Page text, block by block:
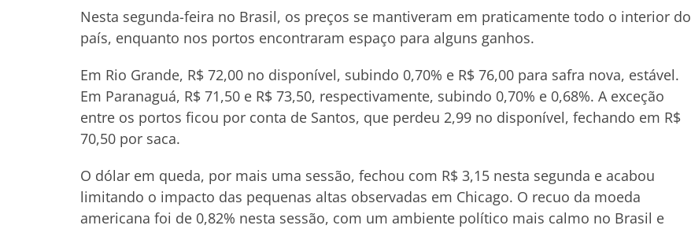
Nesta segunda-feira no Brasil, os preços se mantiveram em praticamente todo o interior do
país, enquanto nos portos encontraram espaço para alguns ganhos.
Em Rio Grande, R$ 72,00 no disponível, subindo 0,70% e R$ 76,00 para safra nova, estável.
Em Paranaguá, R$ 71,50 e R$ 73,50, respectivamente, subindo 0,70% e 0,68%. A exceção
entre os portos ficou por conta de Santos, que perdeu 2,99 no disponível, fechando em R$
70,50 por saca.
O dólar em queda, por mais uma sessão, fechou com R$ 3,15 nesta segunda e acabou
limitando o impacto das pequenas altas observadas em Chicago. O recuo da moeda
americana foi de 0,82% nesta sessão, com um ambiente político mais calmo no Brasil e